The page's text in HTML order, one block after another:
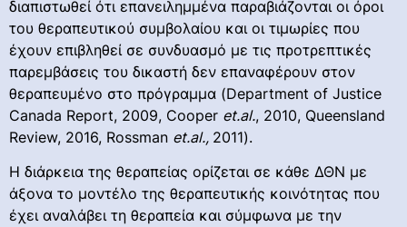
διαπιστωθεί ότι επανειλημμένα παραβιάζονται οι όροι
του θεραπευτικού συμβολαίου και οι τιμωρίες που
έχουν επιβληθεί σε συνδυασμό με τις προτρεπτικές
παρεμβάσεις του δικαστή δεν επαναφέρουν στον
θεραπευμένο στο πρόγραμμα (Department of Justice
Canada Report, 2009, Cooper et.al., 2010, Queensland
Review, 2016, Rossman et.al., 2011).
H διάρκεια της θεραπείας ορίζεται σε κάθε ΔΘΝ με
άξονα το μοντέλο της θεραπευτικής κοινότητας που
έχει αναλάβει τη θεραπεία και σύμφωνα με την